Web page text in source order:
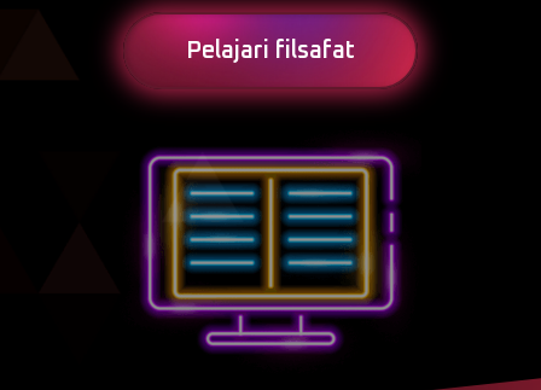
Pelajari filsafat